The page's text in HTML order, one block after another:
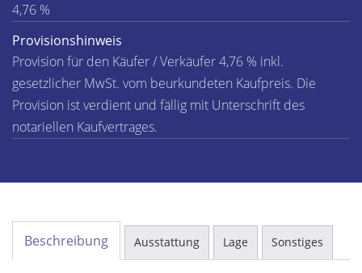
4,76 %
Provisionshinweis
Provision für den Käufer / Verkäufer 4,76 % inkl.
gesetzlicher MwSt. vom beurkundeten Kaufpreis. Die
Provision ist verdient und fällig mit Unterschrift des
notariellen Kaufvertrages.
Beschreibung Ausstattung Lage Sonstiges